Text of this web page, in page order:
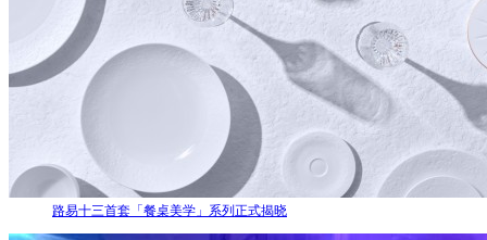
路易十三首套「餐桌美学」系列正式揭晓